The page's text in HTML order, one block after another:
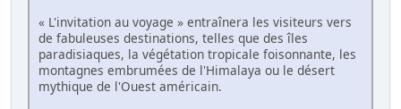
« L'invitation au voyage » entraînera les visiteurs vers
de fabuleuses destinations, telles que des îles
paradisiaques, la végétation tropicale foisonnante, les
montagnes embrumées de l'Himalaya ou le désert
mythique de l'Ouest américain.